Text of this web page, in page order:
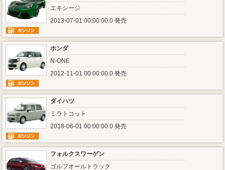
エキシージ
2013-07-01 00:00:00.0 発売
ホンダ
N-ONE
2012-11-01 00:00:00.0 発売
ダイハツ
ミラトコット
2018-06-01 00:00:00.0 発売
フォルクスワーゲン
ゴルフオールトラック